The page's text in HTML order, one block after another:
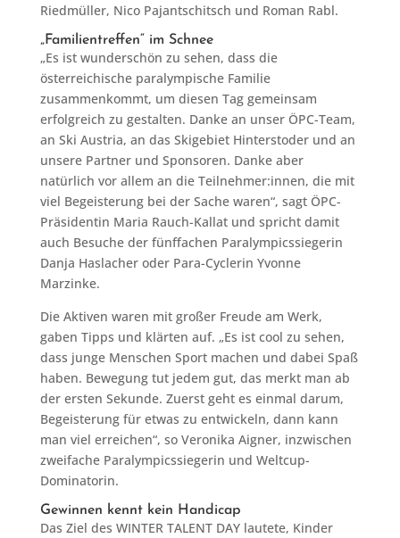
Riedmüller, Nico Pajantschitsch und Roman Rabl.
„Familientreffen“ im Schnee
„Es ist wunderschön zu sehen, dass die
österreichische paralympische Familie
zusammenkommt, um diesen Tag gemeinsam
erfolgreich zu gestalten. Danke an unser ÖPC-Team,
an Ski Austria, an das Skigebiet Hinterstoder und an
unsere Partner und Sponsoren. Danke aber
natürlich vor allem an die Teilnehmer:innen, die mit
viel Begeisterung bei der Sache waren“, sagt ÖPC-
Präsidentin Maria Rauch-Kallat und spricht damit
auch Besuche der fünffachen Paralympicssiegerin
Danja Haslacher oder Para-Cyclerin Yvonne
Marzinke.
Die Aktiven waren mit großer Freude am Werk,
gaben Tipps und klärten auf. „Es ist cool zu sehen,
dass junge Menschen Sport machen und dabei Spaß
haben. Bewegung tut jedem gut, das merkt man ab
der ersten Sekunde. Zuerst geht es einmal darum,
Begeisterung für etwas zu entwickeln, dann kann
man viel erreichen“, so Veronika Aigner, inzwischen
zweifache Paralympicssiegerin und Weltcup-
Dominatorin.
Gewinnen kennt kein Handicap
Das Ziel des WINTER TALENT DAY lautete, Kinder